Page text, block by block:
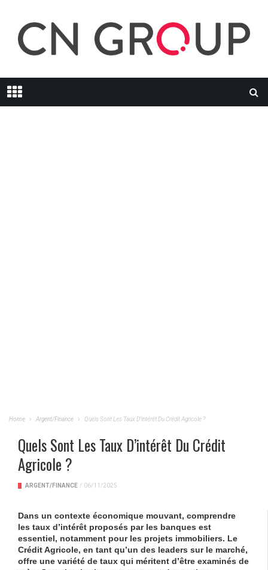
Home Argent/Finance Quels Sont Les Taux D’intérêt Du Crédit Agricole ?
Quels Sont Les Taux D’intérêt Du Crédit
Agricole ?
ARGENT/FINANCE / 06/11/2025
Dans un contexte économique mouvant, comprendre
les taux d’intérêt proposés par les banques est
essentiel, notamment pour les projets immobiliers. Le
Crédit Agricole, en tant qu’un des leaders sur le marché,
offre une variété de taux qui méritent d’être examinés de